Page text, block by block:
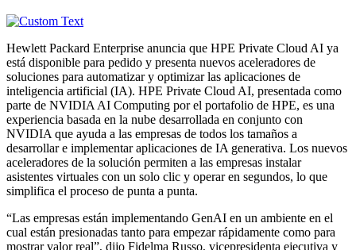
Hewlett Packard Enterprise anuncia que HPE Private Cloud AI ya
está disponible para pedido y presenta nuevos aceleradores de
soluciones para automatizar y optimizar las aplicaciones de
inteligencia artificial (IA). HPE Private Cloud AI, presentada como
parte de NVIDIA AI Computing por el portafolio de HPE, es una
experiencia basada en la nube desarrollada en conjunto con
NVIDIA que ayuda a las empresas de todos los tamaños a
desarrollar e implementar aplicaciones de IA generativa. Los nuevos
aceleradores de la solución permiten a las empresas instalar
asistentes virtuales con un solo clic y operar en segundos, lo que
simplifica el proceso de punta a punta.
“Las empresas están implementando GenAI en un ambiente en el
cual están presionadas tanto para empezar rápidamente como para
mostrar valor real”, dijo Fidelma Russo, vicepresidenta ejecutiva y